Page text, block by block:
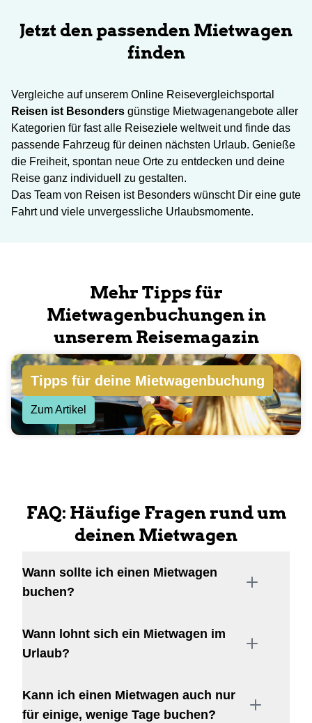
Jetzt den passenden Mietwagen
finden
Vergleiche auf unserem Online Reisevergleichsportal
Reisen ist Besonders günstige Mietwagenangebote aller
Kategorien für fast alle Reiseziele weltweit und finde das
passende Fahrzeug für deinen nächsten Urlaub. Genieße
die Freiheit, spontan neue Orte zu entdecken und deine
Reise ganz individuell zu gestalten.
Das Team von Reisen ist Besonders wünscht Dir eine gute
Fahrt und viele unvergessliche Urlaubsmomente.
Mehr Tipps für
Mietwagenbuchungen in
unserem Reisemagazin
Tipps für deine Mietwagenbuchung
Zum Artikel
FAQ: Häufige Fragen rund um
deinen Mietwagen
Wann sollte ich einen Mietwagen
buchen?
Wann lohnt sich ein Mietwagen im
Urlaub?
Kann ich einen Mietwagen auch nur
für einige, wenige Tage buchen?